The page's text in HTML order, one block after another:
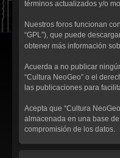
términos actualizados y/o
Nuestros foros funcionan
“GPL”), que puede
obtener más información
Acuerda a no publicar
“Cultura NeoGeo” o el
las publicaciones para
Acepta que “Cultura
almacenada en una base
compromisión de los datos.